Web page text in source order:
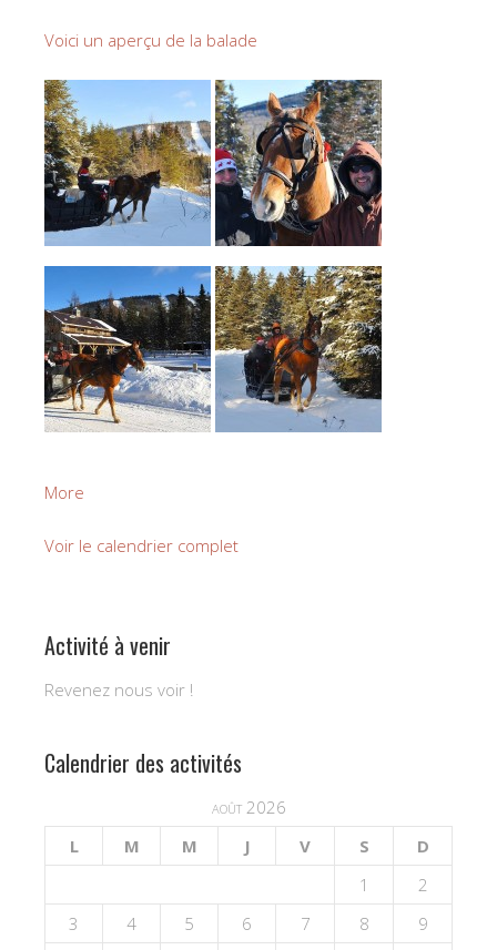
Voici un aperçu de la balade
More
Mont
Voir le calendrier complet
Activité à venir
Revenez nous voir !
Calendrier des activités
août 2026
L
M M J V S
D
1
2
3
4 5 6 7 8
9